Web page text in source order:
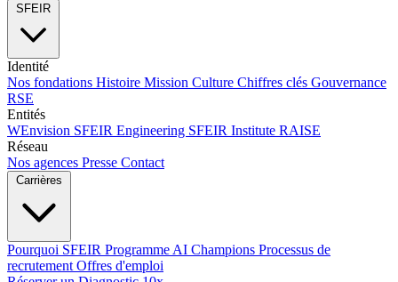
SFEIR
Identité
Nos fondations Histoire Mission Culture Chiffres clés Gouvernance
RSE
Entités
WEnvision SFEIR Engineering SFEIR Institute RAISE
Réseau
Nos agences Presse Contact
Carrières
Pourquoi SFEIR Programme AI Champions Processus de
recrutement Offres d'emploi